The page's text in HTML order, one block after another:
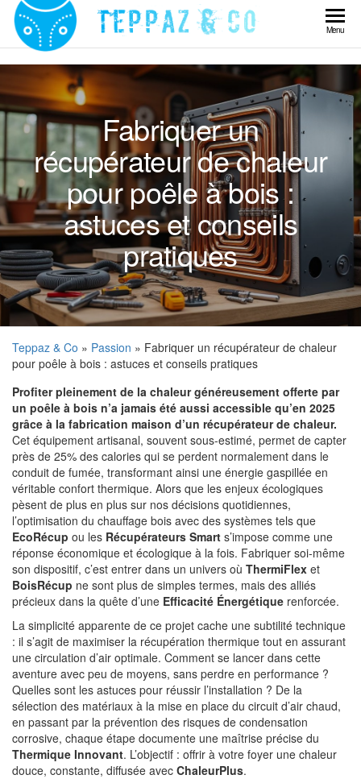
Skip
content
Teppaz
& Co
Menu
Fabriquer un
récupérateur de chaleur
pour poêle à bois :
astuces et conseils
pratiques
Teppaz & Co » Passion » Fabriquer un récupérateur de chaleur
pour poêle à bois : astuces et conseils pratiques
Profiter pleinement de la chaleur généreusement offerte par
un poêle à bois n’a jamais été aussi accessible qu’en 2025
grâce à la fabrication maison d’un récupérateur de chaleur.
Cet équipement artisanal, souvent sous-estimé, permet de capter
près de 25% des calories qui se perdent normalement dans le
conduit de fumée, transformant ainsi une énergie gaspillée en
véritable confort thermique. Alors que les enjeux écologiques
pèsent de plus en plus sur nos décisions quotidiennes,
l’optimisation du chauffage bois avec des systèmes tels que
EcoRécup ou les Récupérateurs Smart s’impose comme une
réponse économique et écologique à la fois. Fabriquer soi-même
son dispositif, c’est entrer dans un univers où ThermiFlex et
BoisRécup ne sont plus de simples termes, mais des alliés
précieux dans la quête d’une Efficacité Énergétique renforcée.
La simplicité apparente de ce projet cache une subtilité technique
: il s’agit de maximiser la récupération thermique tout en assurant
une circulation d’air optimale. Comment se lancer dans cette
aventure avec peu de moyens, sans perdre en performance ?
Quelles sont les astuces pour réussir l’installation ? De la
sélection des matériaux à la mise en place du circuit d’air chaud,
en passant par la prévention des risques de condensation
corrosive, chaque étape documente une maîtrise précise du
Thermique Innovant. L’objectif : offrir à votre foyer une chaleur
douce, constante, diffusée avec ChaleurPlus.